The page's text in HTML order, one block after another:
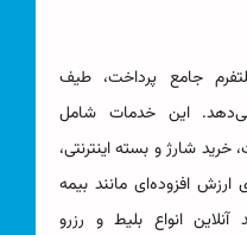
جامع پرداخت، طیف
این خدمات شامل
خرید شارژ و بسته اینترنتی،
افزوده‌ای مانند بیمه
انواع بلیط و رزرو